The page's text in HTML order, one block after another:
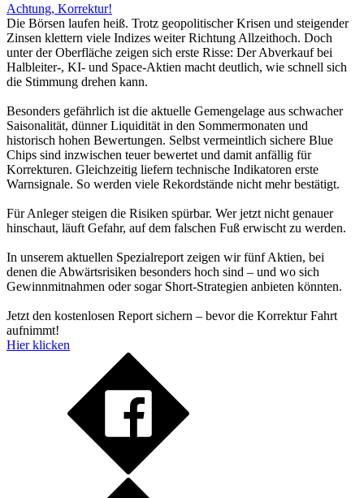
Achtung, Korrektur!
Die Börsen laufen heiß. Trotz geopolitischer Krisen und steigender
Zinsen klettern viele Indizes weiter Richtung Allzeithoch. Doch
unter der Oberfläche zeigen sich erste Risse: Der Abverkauf bei
Halbleiter-, KI- und Space-Aktien macht deutlich, wie schnell sich
die Stimmung drehen kann.
Besonders gefährlich ist die aktuelle Gemengelage aus schwacher
Saisonalität, dünner Liquidität in den Sommermonaten und
historisch hohen Bewertungen. Selbst vermeintlich sichere Blue
Chips sind inzwischen teuer bewertet und damit anfällig für
Korrekturen. Gleichzeitig liefern technische Indikatoren erste
Warnsignale. So werden viele Rekordstände nicht mehr bestätigt.
Für Anleger steigen die Risiken spürbar. Wer jetzt nicht genauer
hinschaut, läuft Gefahr, auf dem falschen Fuß erwischt zu werden.
In unserem aktuellen Spezialreport zeigen wir fünf Aktien, bei
denen die Abwärtsrisiken besonders hoch sind – und wo sich
Gewinnmitnahmen oder sogar Short-Strategien anbieten könnten.
Jetzt den kostenlosen Report sichern – bevor die Korrektur Fahrt
aufnimmt!
Hier klicken